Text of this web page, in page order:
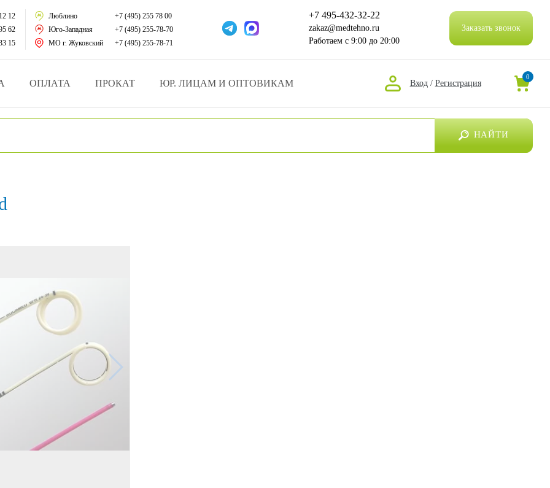
за больными
и мед.учреждений
техники
12
62
15
Люблино
+7 (495) 255 78 00
Юго-Западная
+7 (495) 255-78-70
МО г. Жуковский
+7 (495) 255-78-71
+7 495-432-32-22
zakaz@medtehno.ru
Работаем с 9:00 до 20:00
Заказать звонок
ОПЛАТА ПРОКАТ ЮР. ЛИЦАМ И ОПТОВИКАМ Вход / Регистрация
0
НАЙТИ